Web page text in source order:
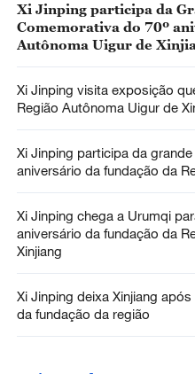
Xi Jinping participa da
Comemorativa do 70º
Autônoma Uigur de
Xi Jinping visita exposição
Região Autônoma Uigur de
Xi Jinping participa da
aniversário da fundação da
Xi Jinping chega a Urumqi
aniversário da fundação da
Xinjiang
Xi Jinping deixa Xinjiang
da fundação da região